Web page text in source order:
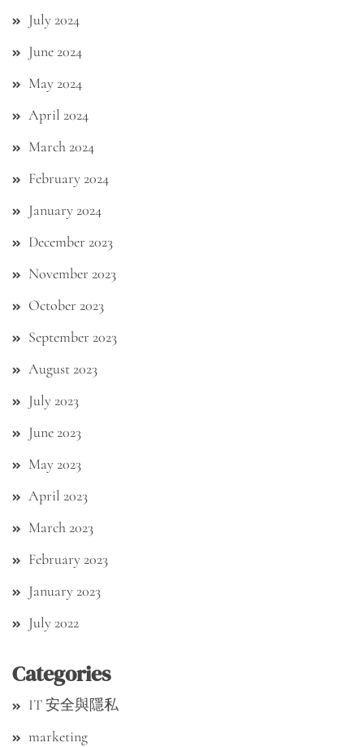
July 2024
June 2024
May 2024
April 2024
March 2024
February 2024
January 2024
December 2023
November 2023
October 2023
September 2023
August 2023
July 2023
June 2023
May 2023
April 2023
March 2023
February 2023
January 2023
July 2022
Categories
IT 安全與隱私
marketing